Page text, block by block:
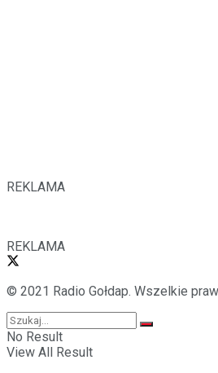
REKLAMA
REKLAMA
© 2021 Radio Gołdap. Wszelkie
No Result
View All Result